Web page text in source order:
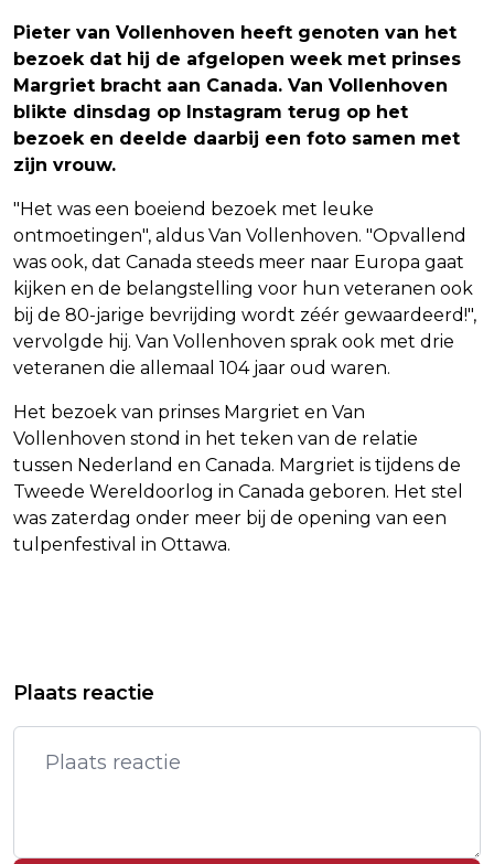
Pieter van Vollenhoven heeft genoten van het
bezoek dat hij de afgelopen week met prinses
Margriet bracht aan Canada. Van Vollenhoven
blikte dinsdag op Instagram terug op het
bezoek en deelde daarbij een foto samen met
zijn vrouw.
"Het was een boeiend bezoek met leuke
ontmoetingen", aldus Van Vollenhoven. "Opvallend
was ook, dat Canada steeds meer naar Europa gaat
kijken en de belangstelling voor hun veteranen ook
bij de 80-jarige bevrijding wordt zéér gewaardeerd!",
vervolgde hij. Van Vollenhoven sprak ook met drie
veteranen die allemaal 104 jaar oud waren.
Het bezoek van prinses Margriet en Van
Vollenhoven stond in het teken van de relatie
tussen Nederland en Canada. Margriet is tijdens de
Tweede Wereldoorlog in Canada geboren. Het stel
was zaterdag onder meer bij de opening van een
tulpenfestival in Ottawa.
VOOR ISRAËL OP SONGFESTIVAL
VOOR HET EERST LEIDER WALES
BENOEMD DIE VOOR
ONAFHANKELIJKHEID IS
Plaats reactie